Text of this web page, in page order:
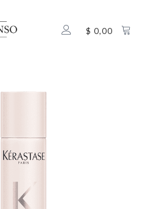
$ 0,00